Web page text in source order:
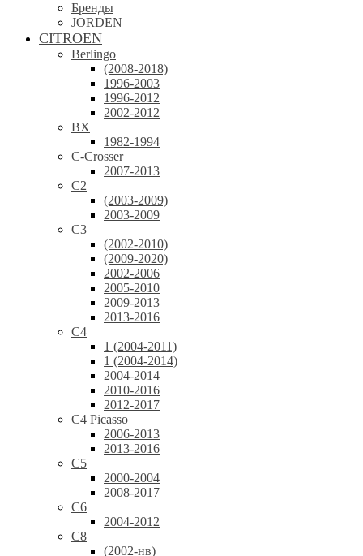
Бренды
JORDEN
CITROEN
Berlingo
(2008-2018)
1996-2003
1996-2012
2002-2012
BX
1982-1994
C-Crosser
2007-2013
C2
(2003-2009)
2003-2009
C3
(2002-2010)
(2009-2020)
2002-2006
2005-2010
2009-2013
2013-2016
C4
1 (2004-2011)
1 (2004-2014)
2004-2014
2010-2016
2012-2017
C4 Picasso
2006-2013
2013-2016
C5
2000-2004
2008-2017
C6
2004-2012
C8
(2002-нв)